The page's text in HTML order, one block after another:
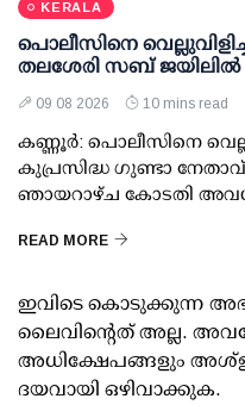
KERALA
പൊലീസിനെ
തലശേരി സബ് ജയിലില്‍
09 08 2026 10 mins read
കണ്ണൂര്‍: പൊലീസിനെ
കുപ്രസിദ്ധ ഗുണ്ടാ
ഞായറാഴ്ച കോടതി
READ MORE
ഇവിടെ കൊടുക്കുന്ന
ലൈവിന്റെത് അല്ല.
അധിക്ഷേപങ്ങളും
ദയവായി ഒഴിവാക്കുക.